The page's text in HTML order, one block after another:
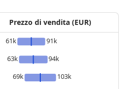
Prezzo di vendita (EUR)
61k
91k
63k
94k
69k
103k